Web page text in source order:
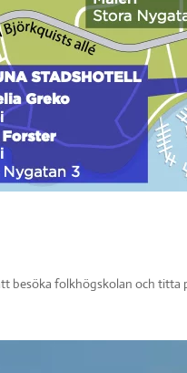
folkhögskolan och titta